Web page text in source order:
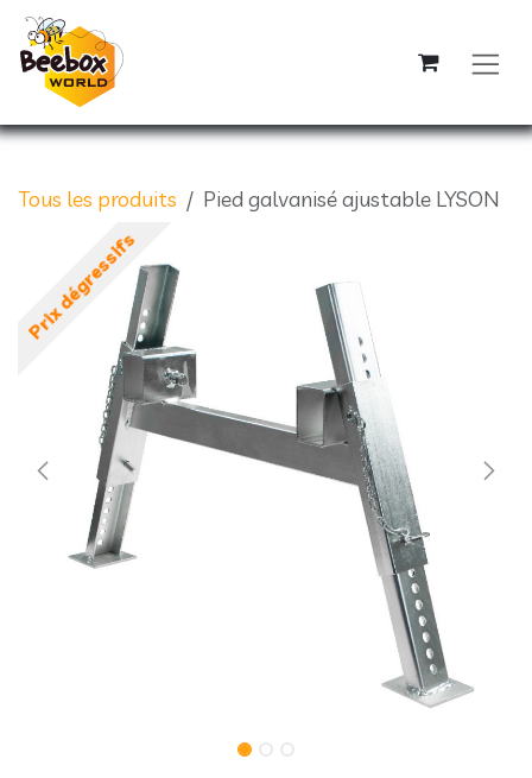
Se rendre au contenu
Tous les produits Pied galvanisé ajustable LYSON
Prix dégressifs